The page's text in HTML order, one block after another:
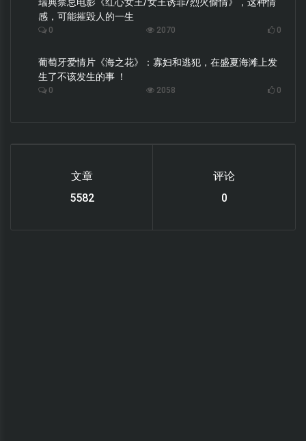
感，可能摧毁人的一生
0 2070 0
葡萄牙爱情片《海之花》：寡妇和逃犯，在盛夏海滩上发
生了不该发生的事 ！
0 2058 0
文章
6112
评论
0